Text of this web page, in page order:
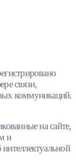
связи,
коммуникаций.
на сайте,
и